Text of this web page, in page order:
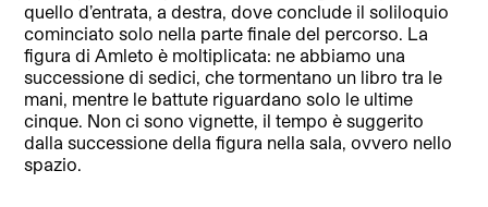
quello d’entrata, a destra, dove conclude il soliloquio
cominciato solo nella parte finale del percorso. La
figura di Amleto è moltiplicata: ne abbiamo una
successione di sedici, che tormentano un libro tra le
mani, mentre le battute riguardano solo le ultime
cinque. Non ci sono vignette, il tempo è suggerito
dalla successione della figura nella sala, ovvero nello
spazio.